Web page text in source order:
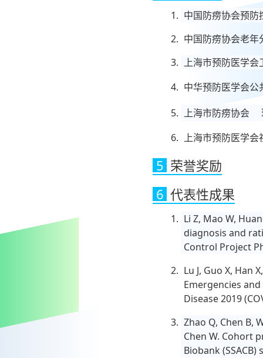
中国防痨协会预
中国防痨协会
上海市预防医学
中华预防医学会
上海市防痨协会
上海市预防医学
5 荣誉奖励
6 代表性成果
Li Z, Mao W,
diagnosis and
Control Project
Lu J, Guo X, Han
Emergencies
Disease 2019
Zhao Q, Chen B,
Chen W. Cohort
Biobank (SSACB)